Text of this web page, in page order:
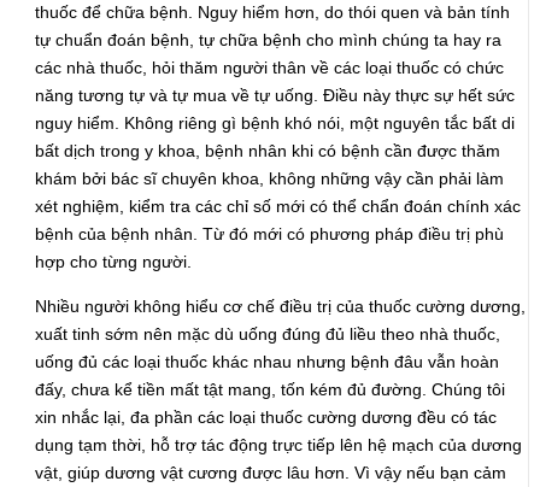
thuốc để chữa bệnh. Nguy hiểm hơn, do thói quen và bản tính
tự chuẩn đoán bệnh, tự chữa bệnh cho mình chúng ta hay ra
các nhà thuốc, hỏi thăm người thân về các loại thuốc có chức
năng tương tự và tự mua về tự uống. Điều này thực sự hết sức
nguy hiểm. Không riêng gì bệnh khó nói, một nguyên tắc bất di
bất dịch trong y khoa, bệnh nhân khi có bệnh cần được thăm
khám bởi bác sĩ chuyên khoa, không những vậy cần phải làm
xét nghiệm, kiểm tra các chỉ số mới có thể chẩn đoán chính xác
bệnh của bệnh nhân. Từ đó mới có phương pháp điều trị phù
hợp cho từng người.
Nhiều người không hiểu cơ chế điều trị của thuốc cường dương,
xuất tinh sớm nên mặc dù uống đúng đủ liều theo nhà thuốc,
uống đủ các loại thuốc khác nhau nhưng bệnh đâu vẫn hoàn
đấy, chưa kể tiền mất tật mang, tốn kém đủ đường. Chúng tôi
xin nhắc lại, đa phần các loại thuốc cường dương đều có tác
dụng tạm thời, hỗ trợ tác động trực tiếp lên hệ mạch của dương
vật, giúp dương vật cương được lâu hơn. Vì vậy nếu bạn cảm